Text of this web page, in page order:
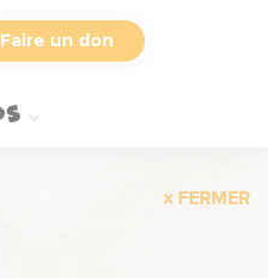
Faire un don
FERMER